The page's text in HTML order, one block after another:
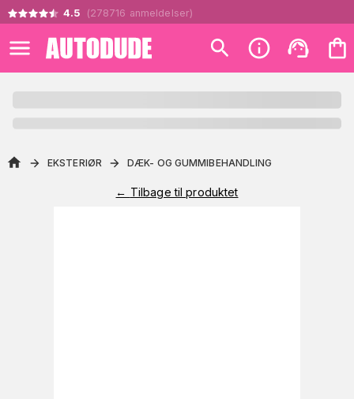
4.5 (278716 anmeldelser)
EKSTERIØR DÆK- OG GUMMIBEHANDLING
← Tilbage til produktet